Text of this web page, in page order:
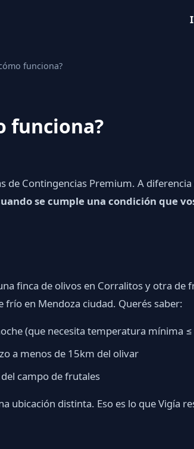
funciona?
funciona?
de Contingencias Premium. A
se cumple una condición que
finca de olivos en Corralitos y otra de
frío en Mendoza ciudad. Querés saber:
(que necesita temperatura mínima ≤
a menos de 15km del olivar
campo de frutales
ubicación distinta. Eso es lo que Vigía